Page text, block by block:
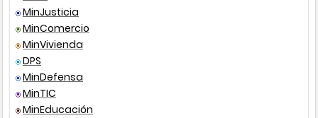
Presencial
Telefónico
Acuerdo
MinJusticia
MinComercio
MinVivienda
DPS
MinDefensa
MinTIC
MinEducación